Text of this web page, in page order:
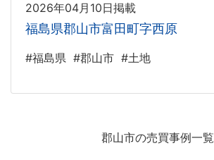
2026年04月10日掲載
福島県郡山市富田町字西原
#福島県 #郡山市 #土地
郡山市の売買事例一覧